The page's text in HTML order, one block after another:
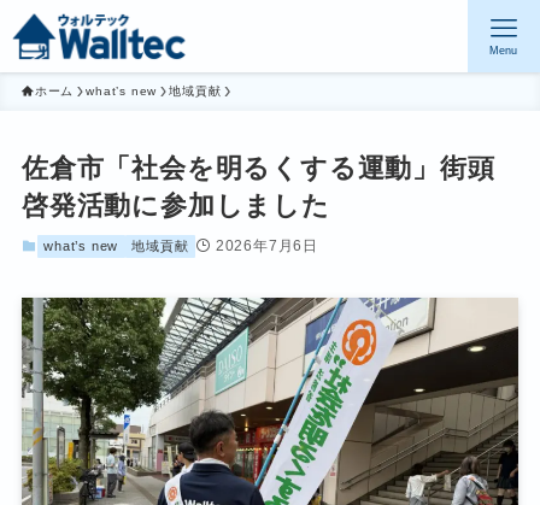
Menu
ホーム what’s new 地域貢献
佐倉市「社会を明るくする運動」街頭
啓発活動に参加しました
what’s new 地域貢献 2026年7月6日